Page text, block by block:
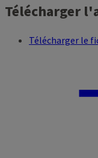
Télécharger
Télécharger le